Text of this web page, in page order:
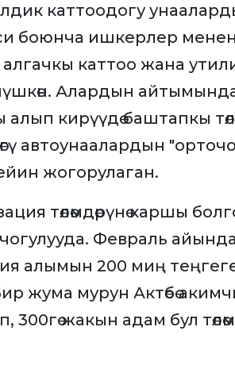
каттоодогу
боюнча ишкерлер менен
каттоо жана
Алардын
кирүүдө баштапкы
автоунаалардын
жогорулаган.
төлөмдөрүнө каршы
Февраль
алымын 200 миң
жума мурун Актөбө
жакын адам бул